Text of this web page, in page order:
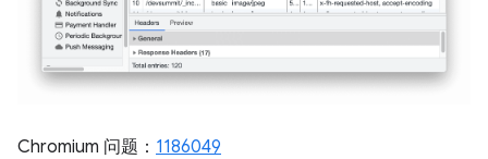
Chromium 问题： 1186049